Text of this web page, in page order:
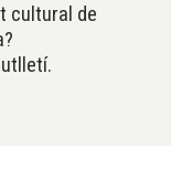
cultural de